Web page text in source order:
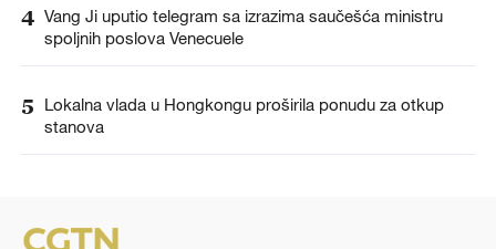
4 Vang Ji uputio telegram sa izrazima saučešća ministru
spoljnih poslova Venecuele
5
Lokalna vlada u Hongkongu proširila ponudu za otkup
stanova